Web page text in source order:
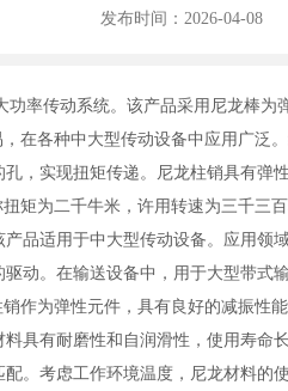
发布时间：2026-04-08
率传动系统。该产品采用尼龙棒
各种中大型传动设备中应用广泛
，实现扭矩传递。尼龙柱销具有
矩为二千牛米，许用转速为三千三
品适用于中大型传动设备。应用
动。在输送设备中，用于大型带式
作为弹性元件，具有良好的减振性
具有耐磨性和自润滑性，使用寿
。考虑工作环境温度，尼龙材料的